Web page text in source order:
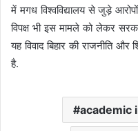
में मगध विश्वविद्यालय से जुड़े
विपक्ष भी इस मामले को लेकर
यह विवाद बिहार की राजनीति और
है.
academic